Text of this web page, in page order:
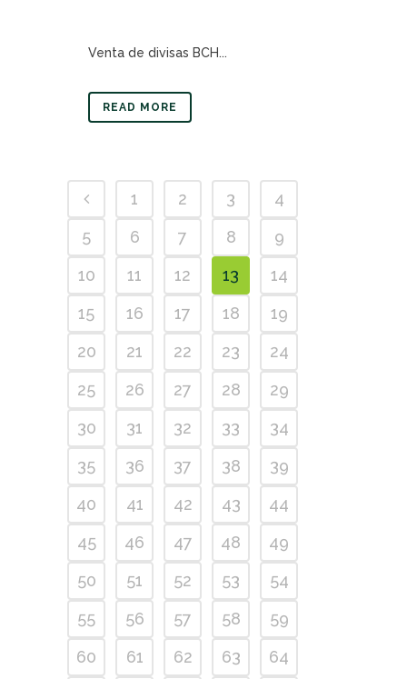
Venta de divisas BCH...
READ MORE
1 2 3
4
5
6 7 8
9
10
11 12 13
14
15
16 17 18
19
20
21 22 23
24
25
26 27 28
29
30
31 32 33
34
35
36 37 38
39
40
41 42 43
44
45
46 47 48
49
50
51 52 53
54
55
56 57 58
59
60
61 62 63
64